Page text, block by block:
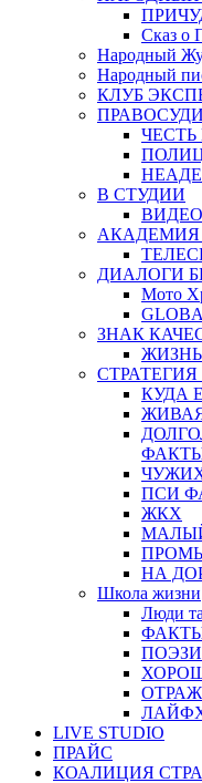
Сказ о
Народный
Народный
КЛУБ
В СТУДИИ
АКАДЕМИЯ
ДИАЛОГИ
Мото
ЗНАК
КУДА
ПСИ
ЖКХ
НА
Школа жизни
Люди
LIVE STUDIO
ПРАЙС
КОАЛИЦИЯ